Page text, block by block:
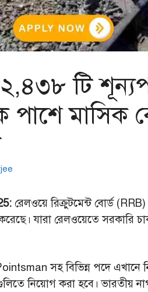
টি
পাশে মাসিক
রেলওয়ে রিক্রুটমেন্ট বোর্ড
যারা রেলওয়েতে সরকারি
সহ বিভিন্ন পদে এখানে
নিয়োগ করা হবে। ভারতীয়